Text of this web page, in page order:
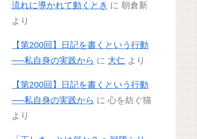
流れに導かれて動くとき に 朝倉新
より
【第200回】日記を書くという行動
──私自身の実践から に 大仁 より
【第200回】日記を書くという行動
──私自身の実践から に 心を紡ぐ猫
より